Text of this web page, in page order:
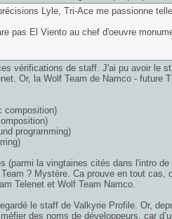
Lyle, Tri-Ace me passionne
pas El Viento au chef d'oeuvre
vérifications de staff. J'ai pu avoir le
Or, la Wolf Team de Namco - future
composition)
programming)
(parmi la vingtaines cités dans l'intro
? Mystère. Ca prouve en tout
Telenet et Wolf Team Namco.
le staff de Valkyrie Profile. Or,
des noms de développeurs, car